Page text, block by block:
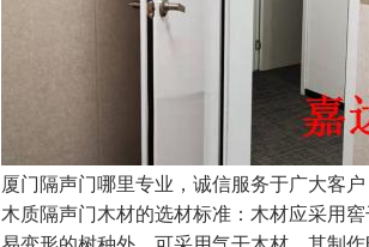
厦门隔声门哪里专业，诚信服务于广大客户
木质隔声门木材的选材标准：木材应采用